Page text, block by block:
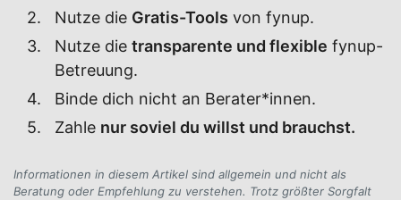
Nutze die Gratis-Tools von fynup.
Nutze die transparente und flexible fynup-
Betreuung.
Binde dich nicht an Berater*innen.
Zahle nur soviel du willst und brauchst.
Informationen in diesem Artikel sind allgemein und nicht als
Beratung oder Empfehlung zu verstehen. Trotz größter Sorgfalt